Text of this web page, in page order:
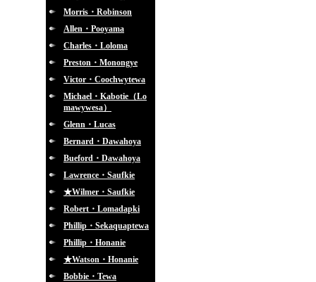
Morris・Robinson
Allen・Pooyama
Charles・Loloma
Preston・Monongye
Victor・Coochwytewa
Michael・Kabotie（Lo
mawywesa）
Glenn・Lucas
Bernard・Dawahoya
Bueford・Dawahoya
Lawrence・Saufkie
★Wilmer・Saufkie
Robert・Lomadapki
Phillip・Sekaquaptewa
Phillip・Honanie
★Watson・Honanie
Bobbie・Tewa